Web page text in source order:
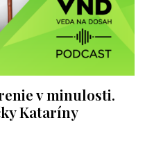
v minulosti.
Kataríny